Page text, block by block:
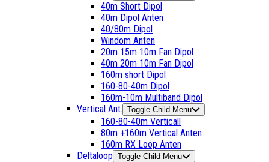
40m Short Dipol
40m Dipol Anten
40/80m Dipol
Windom Anten
20m 15m 10m Fan Dipol
40m 20m 10m Fan Dipol
160m short Dipol
160-80-40m Dipol
160m-10m Multiband Dipol
Vertical Ant. Toggle Child Menu
160-80-40m Verticall
80m +160m Vertical Anten
160m RX Loop Anten
Deltaloop Toggle Child Menu